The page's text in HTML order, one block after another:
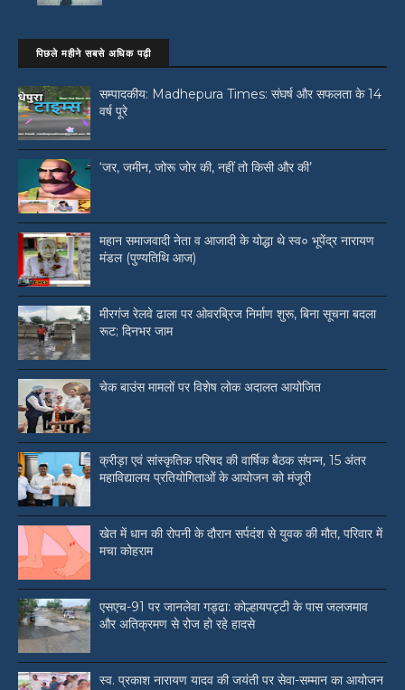
पिछले महीने सबसे अधिक पढ़ी
सम्पादकीय: Madhepura Times: संघर्ष और सफलता के 14
वर्ष पूरे
‘जर, जमीन, जोरू जोर की, नहीं तो किसी और की’
महान समाजवादी नेता व आजादी के योद्धा थे स्व० भूपेंद्र नारायण
मंडल (पुण्यतिथि आज)
मीरगंज रेलवे ढाला पर ओवरब्रिज निर्माण शुरू, बिना सूचना बदला
रूट; दिनभर जाम
चेक बाउंस मामलों पर विशेष लोक अदालत आयोजित
क्रीड़ा एवं सांस्कृतिक परिषद की वार्षिक बैठक संपन्न, 15 अंतर
महाविद्यालय प्रतियोगिताओं के आयोजन को मंजूरी
खेत में धान की रोपनी के दौरान सर्पदंश से युवक की मौत, परिवार में
मचा कोहराम
एसएच-91 पर जानलेवा गड्ढा: कोल्हायपट्टी के पास जलजमाव
और अतिक्रमण से रोज हो रहे हादसे
स्व. प्रकाश नारायण यादव की जयंती पर सेवा-सम्मान का आयोजन